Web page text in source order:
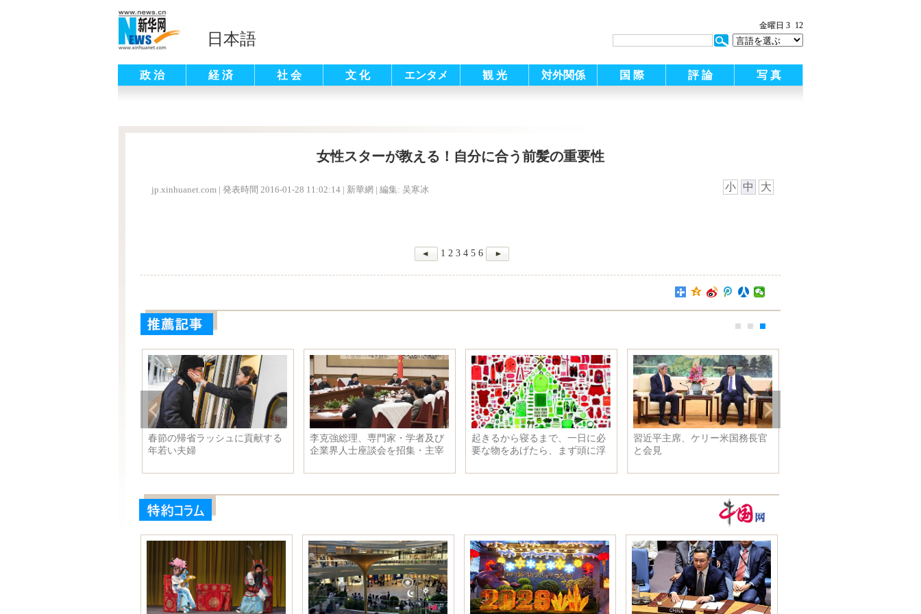
日本語
金曜日 3 12
政 治 経 済 社 会 文 化 エンタメ 観 光 対外関係 国 際 評 論 写 真
女性スターが教える！自分に合う前髪の重要性
jp.xinhuanet.com | 発表時間 2016-01-28 11:02:14 | 新華網 | 編集: 吴寒冰 小 中 大
1 2 3 4 5 6
春節の帰省ラッシュに貢献する
年若い夫婦
李克強総理、専門家・学者及び
企業界人士座談会を招集・主宰
起きるから寝るまで、一日に必
要な物をあげたら、まず頭に浮
習近平主席、ケリー米国務長官
と会見